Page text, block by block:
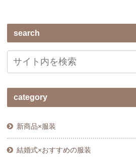
search
category
新商品×服装
結婚式×おすすめの服装